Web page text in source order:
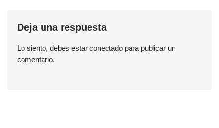
Deja una respuesta
Lo siento, debes estar conectado para publicar un
comentario.